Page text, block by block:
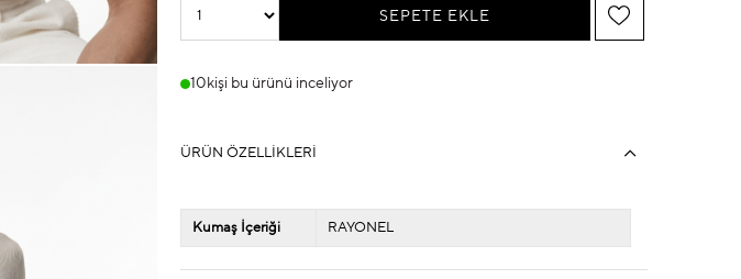
10 kişi bu ürünü inceliyor
ÜRÜN ÖZELLIKLERI
Kumaş İçeriği RAYONEL